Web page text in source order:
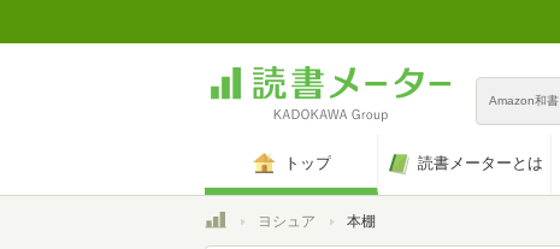
Amazon和書
トップ 読書メーターとは
トップヨシュア 本棚